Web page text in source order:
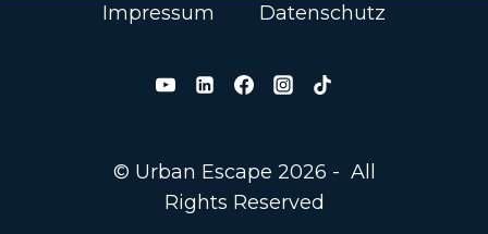
© Urban Escape 2026 - All
Rights Reserved
Impressum Datenschutz